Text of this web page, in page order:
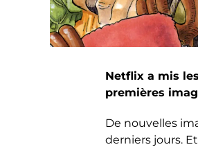
Netflix a mis
premières
De nouvelles
derniers jours.